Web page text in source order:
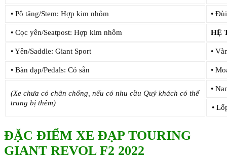
• Pô tăng/Stem: Hợp kim nhôm •
• Cọc yên/Seatpost: Hợp kim nhôm HỆ
• Yên/Saddle: Giant Sport •
• Bàn đạp/Pedals: Có sẵn •
(Xe chưa có chân chống, nếu có nhu cầu Quý khách có thể
trang bị thêm)
•
•
ĐẶC ĐIỂM XE ĐẠP TOURING
GIANT REVOL F2 2022